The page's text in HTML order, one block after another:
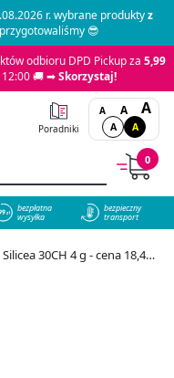
r. wybrane produktyz
😎
odbioru DPD Pickup za 5,99
🚚 ➡Skorzystaj!
Poradniki
A A A
A A
0
bezpłatna
wysyłka
bezpieczny
transport
30CH 4 g - cena 18,49 zł